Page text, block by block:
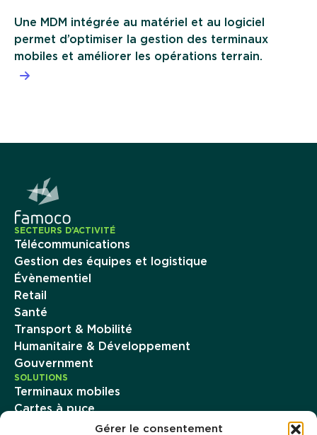
Gérer le consentement
Une MDM intégrée au matériel et au logiciel
permet d’optimiser la gestion des terminaux
mobiles et améliorer les opérations terrain.
SECTEURS D’ACTIVITÉ
Télécommunications
Gestion des équipes et logistique
Évènementiel
Retail
Santé
Transport & Mobilité
Humanitaire & Développement
Gouvernment
SOLUTIONS
Terminaux mobiles
Cartes à puce
Imprimantes d’émission instantanée